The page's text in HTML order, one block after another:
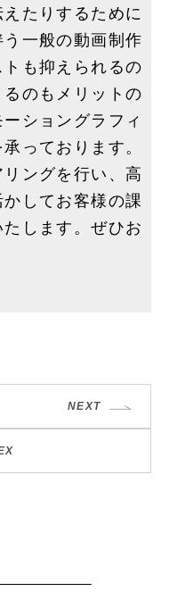
たりするために
一般の動画制作
も抑えられるの
のもメリットの
ショングラフィ
っております。
ングを行い、高
してお客様の課
します。ぜひお
NEXT